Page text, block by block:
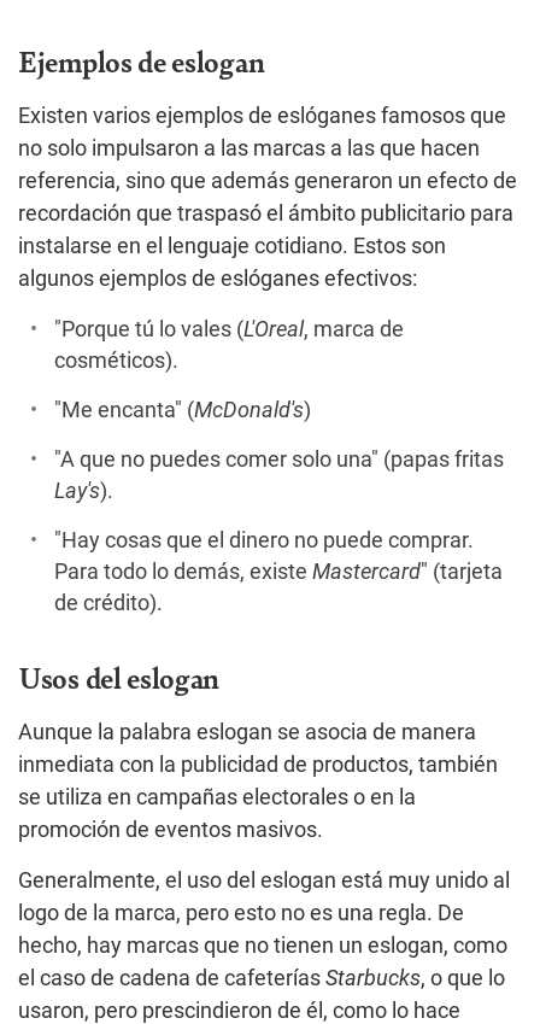
Ejemplos de eslogan
Existen varios ejemplos de eslóganes famosos que
no solo impulsaron a las marcas a las que hacen
referencia, sino que además generaron un efecto de
recordación que traspasó el ámbito publicitario para
instalarse en el lenguaje cotidiano. Estos son
algunos ejemplos de eslóganes efectivos:
"Porque tú lo vales (L'Oreal, marca de
cosméticos).
"Me encanta" (McDonald's)
"A que no puedes comer solo una" (papas fritas
Lay's).
"Hay cosas que el dinero no puede comprar.
Para todo lo demás, existe Mastercard" (tarjeta
de crédito).
Usos del eslogan
Aunque la palabra eslogan se asocia de manera
inmediata con la publicidad de productos, también
se utiliza en campañas electorales o en la
promoción de eventos masivos.
Generalmente, el uso del eslogan está muy unido al
logo de la marca, pero esto no es una regla. De
hecho, hay marcas que no tienen un eslogan, como
el caso de cadena de cafeterías Starbucks, o que lo
usaron, pero prescindieron de él, como lo hace